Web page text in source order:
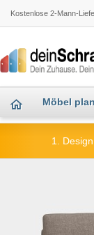
Kostenlose 2-Mann-
Möbel
1. Design